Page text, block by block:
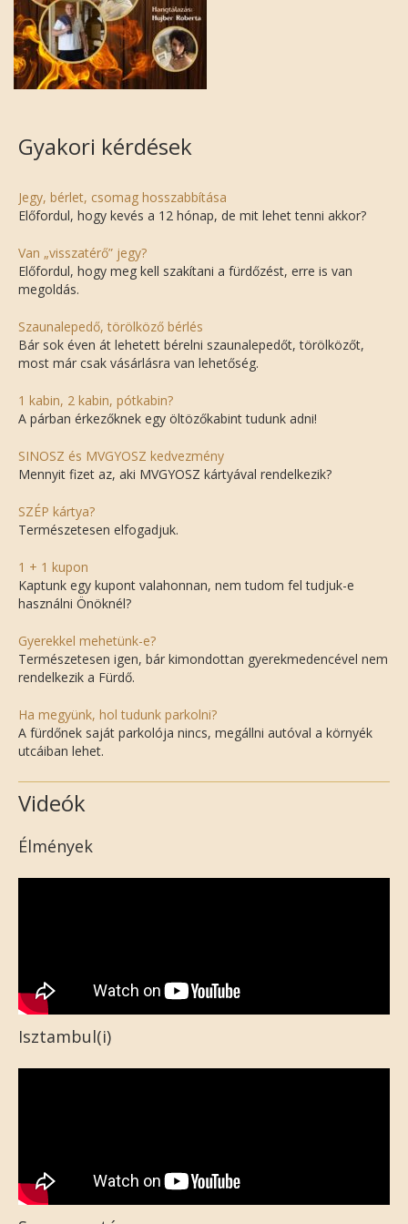
Gyakori kérdések
Jegy, bérlet, csomag hosszabbítása
Előfordul, hogy kevés a 12 hónap, de mit lehet tenni akkor?
Van „visszatérő” jegy?
Előfordul, hogy meg kell szakítani a fürdőzést, erre is van
megoldás.
Szaunalepedő, törölköző bérlés
Bár sok éven át lehetett bérelni szaunalepedőt, törölközőt,
most már csak vásárlásra van lehetőség.
1 kabin, 2 kabin, pótkabin?
A párban érkezőknek egy öltözőkabint tudunk adni!
SINOSZ és MVGYOSZ kedvezmény
Mennyit fizet az, aki MVGYOSZ kártyával rendelkezik?
SZÉP kártya?
Természetesen elfogadjuk.
1 + 1 kupon
Kaptunk egy kupont valahonnan, nem tudom fel tudjuk-e
használni Önöknél?
Gyerekkel mehetünk-e?
Természetesen igen, bár kimondottan gyerekmedencével nem
rendelkezik a Fürdő.
Ha megyünk, hol tudunk parkolni?
A fürdőnek saját parkolója nincs, megállni autóval a környék
utcáiban lehet.
Videók
Élmények
Isztambul(i)